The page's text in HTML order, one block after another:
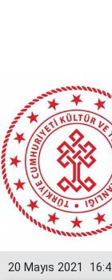
20 Mayıs 2021